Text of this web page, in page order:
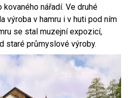
nářadí. Ve druhé
výroba v hamru i v huti pod ním
se stal muzejní expozicí,
staré průmyslové výroby.